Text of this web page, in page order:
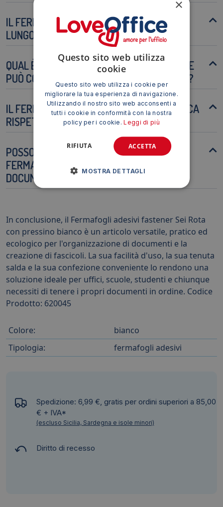
IL FERMAFOGLI È ADATTO PER ARCHIVI A
LUNGO TERMINE?
QUAL È LA CAPACITÀ MASSIMA DI FOGLI CHE
PUÒ CONTENERE UN SINGOLO FERMAFOGLI?
IL FERMAFOGLI È UNA SOLUZIONE ECOLOGICA
RISPETTO ALLE GRAFFETTE?
POSSO SCRIVERE O ETICHETTARE IL
FERMAFOGLI PER IDENTIFICARE I
DOCUMENTI?
In conclusione, il Fermafogli adesivi fastener Sei Rota
con pressino bianco è un articolo versatile, pratico ed
ecologico per l'organizzazione di documenti e la
creazione di fascicoli. La sua facilità d'uso, la sua tenuta
salda e la sua confezione conveniente lo rendono una
soluzione ideale per uffici, scuole, studenti e chiunque
necessiti di tenere i propri documenti in ordine. Codice
Prodotto: 620045
Colore:
bianco
Tipologia:
fermafogli adesivi
Spedizione: 6,99 €, gratis per ordini superiori a 85,00
€ + IVA*
(escluso Sicilia, Sardegna e isole minori)
Diritto di recesso
×
Questo sito web utilizza
cookie
Questo sito web utilizza i cookie per
migliorare la tua esperienza di navigazione.
Utilizzando il nostro sito web acconsenti a
tutti i cookie in conformità con la nostra
policy per i cookie.Leggi di più
ACCETTA
RIFIUTA
MOSTRA DETTAGLI